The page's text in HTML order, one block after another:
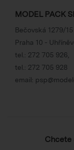
MODEL PACK
Bečovská 1279/15
Praha 10 -
tel.: 272 705 926
tel.: 272 705 928
email:
Chcete